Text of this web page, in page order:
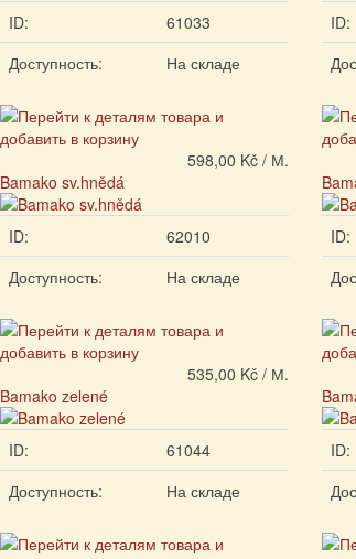
ID:
61033
Доступность:
На складе
598,00 Kč / М.
ID:
Bamako sv.hnědá
ID:
62010
Доступность:
На складе
535,00 Kč / М.
ID:
Bamako zelené
ID:
61044
Доступность:
На складе
ID: